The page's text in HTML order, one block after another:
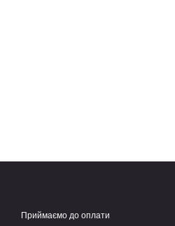
Приймаємо до оплати